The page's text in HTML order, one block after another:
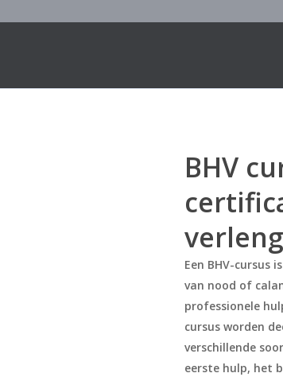
BHV
Een BHV-cursus
van nood of
professionele
cursus worden
verschillende
eerste hulp, het